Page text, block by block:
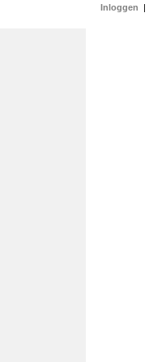
Inloggen |